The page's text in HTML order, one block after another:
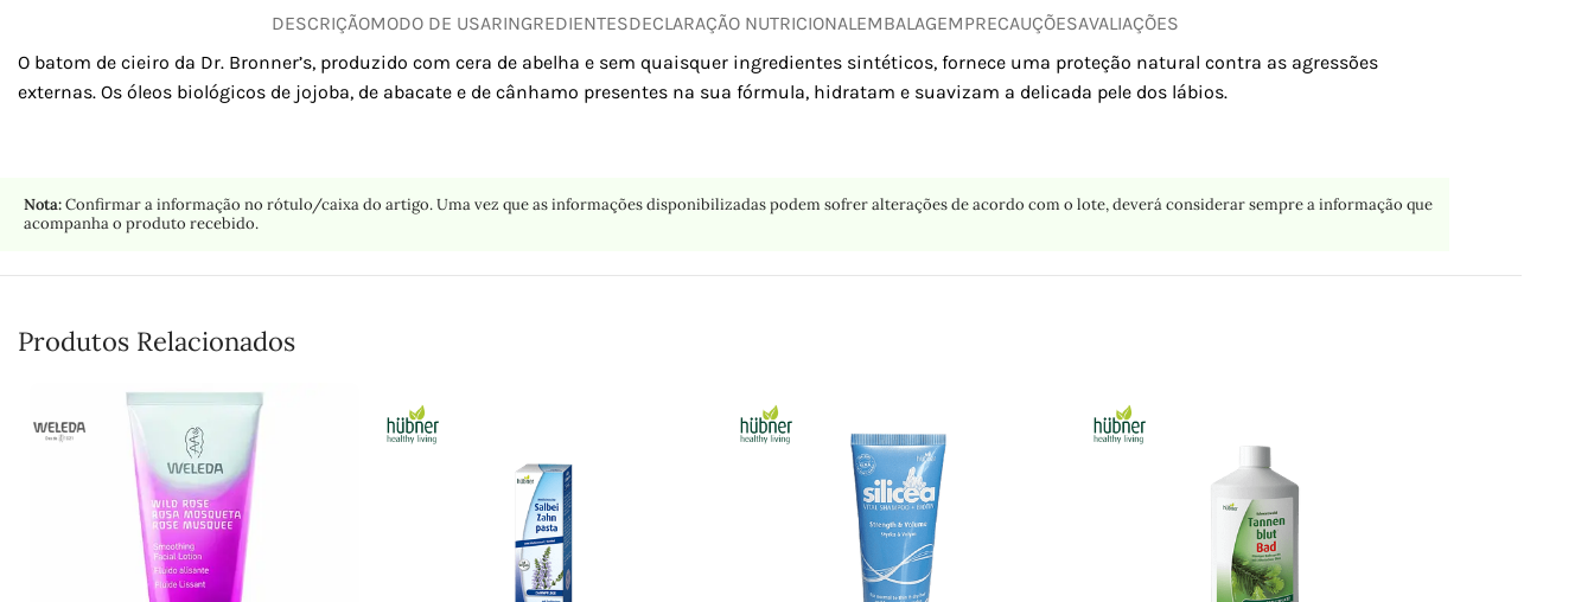
DESCRIÇÃOMODO DE USARINGREDIENTESDECLARAÇÃO NUTRICIONAL EMBALAGEMPRECAUÇÕESAVALIAÇÕES
O batom de cieiro da Dr. Bronner’s, produzido com cera de abelha e sem quaisquer ingredientes sintéticos, fornece uma proteção natural contra as agressões
externas. Os óleos biológicos de jojoba, de abacate e de cânhamo presentes na sua fórmula, hidratam e suavizam a delicada pele dos lábios.
Nota:Confirmar a informação no rótulo/caixa do artigo. Uma vez que as informações disponibilizadas podem sofrer alterações de acordo com o lote, deverá considerar sempre a informação que
acompanha o produto recebido.
Produtos Relacionados